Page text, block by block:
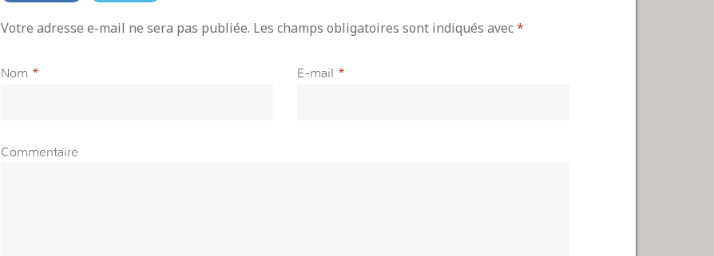
Votre adresse e-mail ne sera pas publiée. Les champs obligatoires sont indiqués avec*
Nom * E-mail *
Commentaire